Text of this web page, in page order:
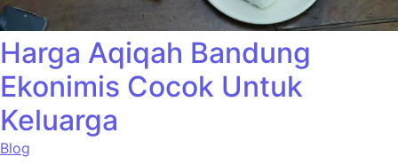
Harga Aqiqah Bandung
Ekonimis Cocok Untuk
Keluarga
Blog